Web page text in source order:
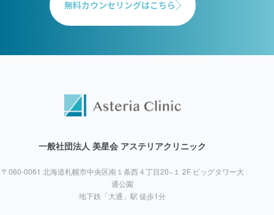
無料カウンセリングはこちら
一般社団法人 美星会 アステリアクリニック
〒060-0061 北海道札幌市中央区南１条西４丁目20−１ 2F ビッグタワー大
通公園
地下鉄「大通」駅 徒歩1分